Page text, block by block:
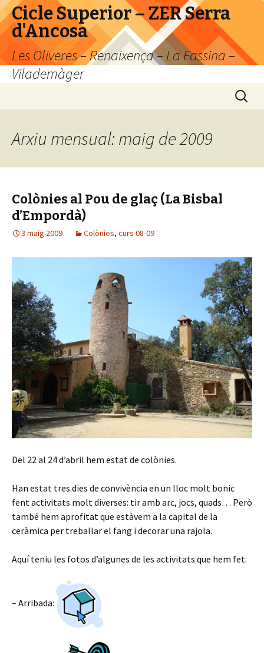
Cicle Superior – ZER Serra
d'Ancosa
Les Oliveres – Renaixença – La Fassina –
Vilademàger
Cerca:
Arxiu mensual: maig de 2009
Colònies al Pou de glaç (La Bisbal
d’Empordà)
3 maig 2009 Colònies, curs 08-09
Del 22 al 24 d’abril hem estat de colònies.
Han estat tres dies de convivència en un lloc molt bonic
fent activitats molt diverses: tir amb arc, jocs, quads… Però
també hem aprofitat que estàvem a la capital de la
ceràmica per treballar el fang i decorar una rajola.
Aquí teniu les fotos d’algunes de les activitats que hem fet:
– Arribada: